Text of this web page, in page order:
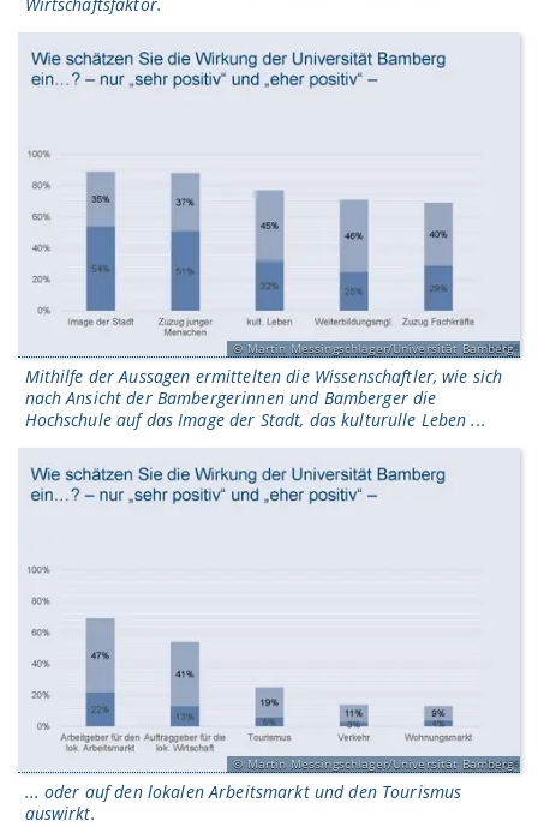
Martin Messingschlager/Universität Bamberg
Mithilfe der Aussagen ermittelten die Wissenschaftler, wie sich
nach Ansicht der Bambergerinnen und Bamberger die
Hochschule auf das Image der Stadt, das kulturulle Leben ...
Martin Messingschlager/Universität Bamberg
... oder auf den lokalen Arbeitsmarkt und den Tourismus
auswirkt.